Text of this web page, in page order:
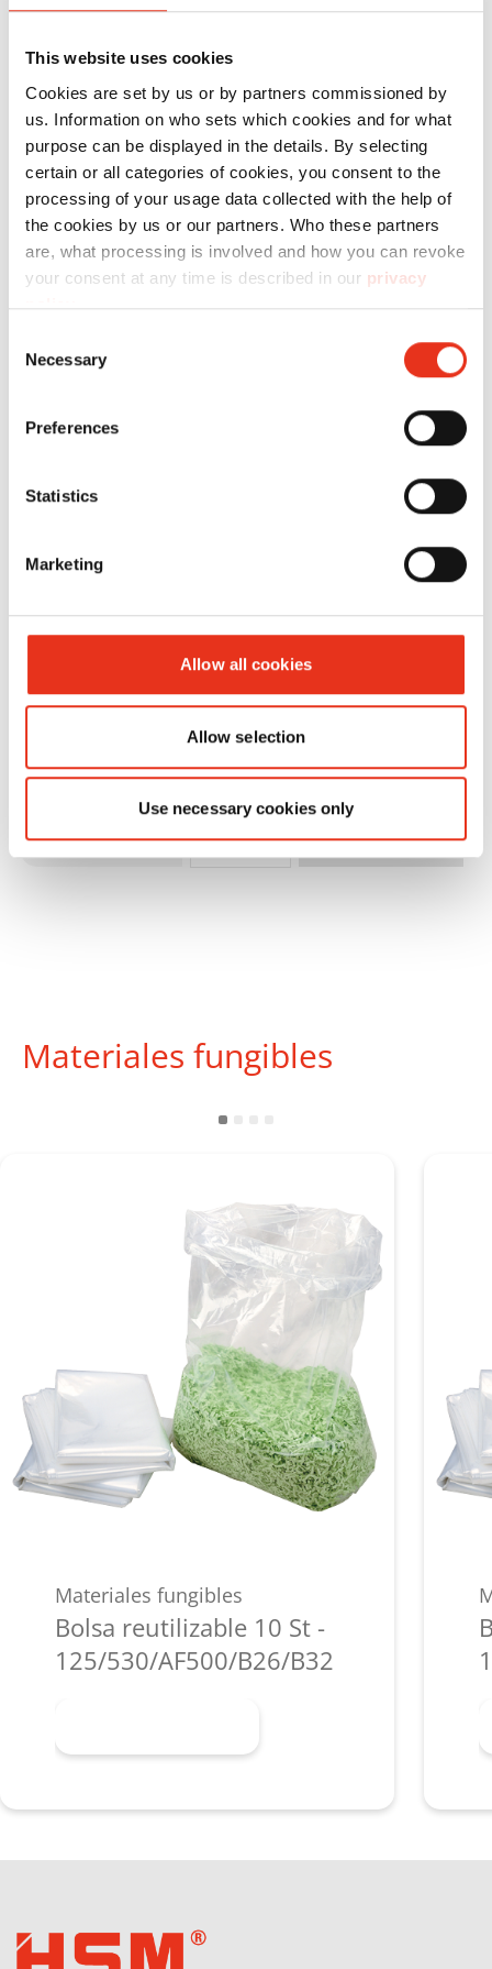
This website uses cookies
Cookies are set by us or by partners commissioned by
us. Information on who sets which cookies and for what
purpose can be displayed in the details. By selecting
certain or all categories of cookies, you consent to the
processing of your usage data collected with the help of
the cookies by us or our partners. Who these partners
are, what processing is involved and how you can revoke
your consent at any time is described in our privacy
policy.
Selection
Necessary
Preferences
Statistics
Marketing
Allow all cookies
Allow selection
Use necessary cookies only
N.º
artículo:
EAN:
HSM
SECURIO
B32 - 5,8
mm
1821111 4026631025102
HSM
SECURIO
B32 - 3,9
4026631025096
Materiales fungibles
Materiales fungibles
Bolsa reutilizable 10 St -
125/530/AF500/B26/B32